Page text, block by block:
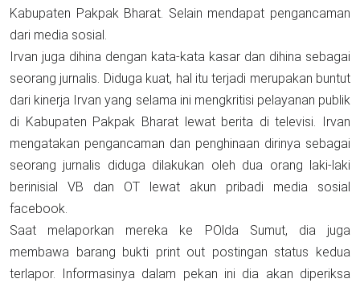
Kabupaten Pakpak Bharat. Selain mendapat pengancaman
dari media sosial.
Irvan juga dihina dengan kata-kata kasar dan dihina sebagai
seorang jurnalis. Diduga kuat, hal itu terjadi merupakan buntut
dari kinerja Irvan yang selama ini mengkritisi pelayanan publik
di Kabupaten Pakpak Bharat lewat berita di televisi. Irvan
mengatakan pengancaman dan penghinaan dirinya sebagai
seorang jurnalis diduga dilakukan oleh dua orang laki-laki
berinisial VB dan OT lewat akun pribadi media sosial
facebook.
Saat melaporkan mereka ke POlda Sumut, dia juga
membawa barang bukti print out postingan status kedua
terlapor. Informasinya dalam pekan ini dia akan diperiksa